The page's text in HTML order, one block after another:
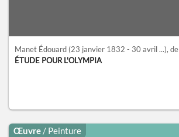
Manet Édouard (23 janvier 1832 - 30 avril ...), de
ÉTUDE POUR L'OLYMPIA
Œuvre / Peinture